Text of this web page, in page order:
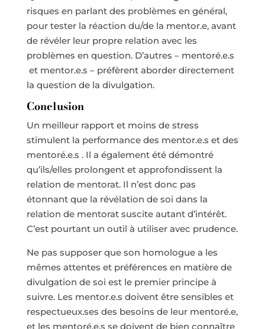
risques en parlant des problèmes en général,
pour tester la réaction du/de la mentor.e, avant
de révéler leur propre relation avec les
problèmes en question. D’autres – mentoré.e.s
et mentor.e.s – préfèrent aborder directement
la question de la divulgation.
Conclusion
Un meilleur rapport et moins de stress
stimulent la performance des mentor.e.s et des
mentoré.e.s . Il a également été démontré
qu’ils/elles prolongent et approfondissent la
relation de mentorat. Il n’est donc pas
étonnant que la révélation de soi dans la
relation de mentorat suscite autant d’intérêt.
C’est pourtant un outil à utiliser avec prudence.
Ne pas supposer que son homologue a les
mêmes attentes et préférences en matière de
divulgation de soi est le premier principe à
suivre. Les mentor.e.s doivent être sensibles et
respectueux.ses des besoins de leur mentoré.e,
et les mentoré.e.s se doivent de bien connaître